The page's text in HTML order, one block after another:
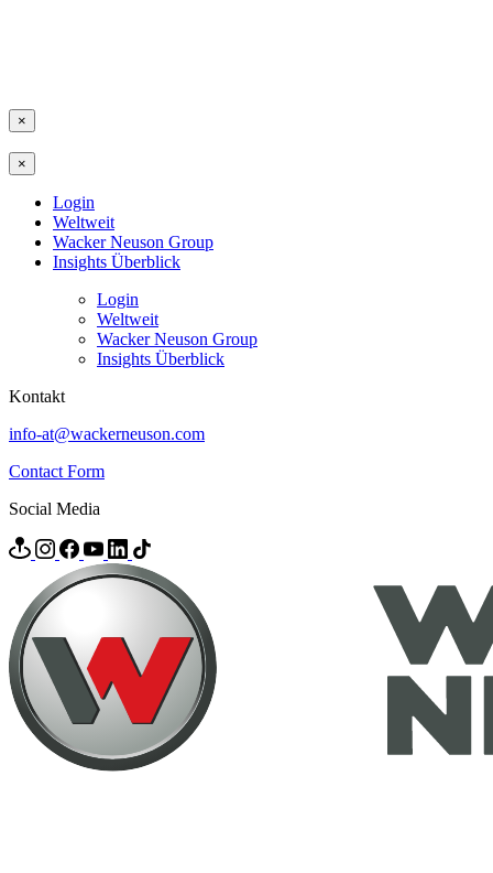
×
×
Login
Weltweit
Wacker Neuson Group
Insights Überblick
Login
Weltweit
Wacker Neuson Group
Insights Überblick
Kontakt
info-at@wackerneuson.com
Contact Form
Social Media